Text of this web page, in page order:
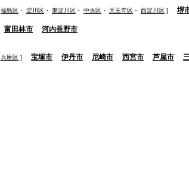
福島区 ・ 淀川区 ・ 東淀川区 ・ 中央区 ・ 天王寺区 ・ 西淀川区 ] 堺
富田林市 河内長野市
兵庫区 ] 宝塚市 伊丹市 尼崎市 西宮市 芦屋市